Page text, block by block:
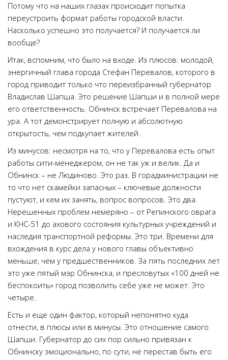
Потому что на наших глазах происходит попытка
переустроить формат работы городской власти.
Насколько успешно это получается? И получается ли
вообще?
Итак, вспомним, что было на входе. Из плюсов: молодой,
энергичный глава города Стефан Перевалов, которого в
город приводит только что переизбранный губернатор
Владислав Шапша. Это решение Шапши и в полной мере
его ответственность. Обнинск встречает Перевалова на
ура. А тот демонстрирует полную и абсолютную
открытость, чем подкупает жителей.
Из минусов: несмотря на то, что у Перевалова есть опыт
работы сити-менеджером, он не так уж и велик. Да и
Обнинск – не Людиново. Это раз. В горадминистрации не
то что нет скамейки запасных – ключевые должности
пустуют, и кем их занять, вопрос вопросов. Это два.
Нерешенных проблем немеряно – от Репинского оврага
и КНС-51 до ахового состояния культурных учреждений и
наследия транспортной реформы. Это три. Времени для
вхождения в курс дела у нового главы объективно
меньше, чем у предшественников. За пять последних лет
это уже пятый мэр Обнинска, и пресловутых «100 дней не
беспокоить» город позволить себе уже не может. Это
четыре.
Есть и еще один фактор, который непонятно куда
отнести, в плюсы или в минусы. Это отношение самого
Шапши. Губернатор до сих пор сильно привязан к
Обнинску эмоционально, по сути, не перестав быть его